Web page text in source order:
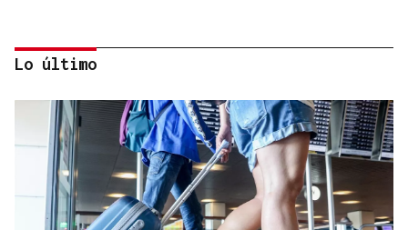
Lo último